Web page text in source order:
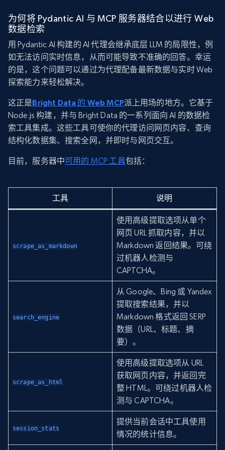
为何将 Pydantic AI 与 MCP 服务器结合以进行 Web
数据检索
用 Pydantic AI 构建的 AI 代理会继承底层 LLM 的局限性，例
如无法访问实时信息，从而可能导致不准确的回答。幸运
的是，这个问题可以通过为代理配备最新数据与实时 Web
探索能力来轻松解决。
这正是Bright Data 的 Web MCP派上用场的地方。它基于
Node.js 构建，并与 Bright Data 的一系列面向 AI 的数据检
索工具集成。这些工具可使你的代理访问网页内容、查询
结构化数据集、搜索全网，并即时与网页交互。
目前，服务器中可用的 MCP 工具包括：
工具 说明
scrape_as_markdown
使用高级提取选项从单个
网页 URL 抓取内容，并以
Markdown 返回结果。可绕
过机器人检测与
CAPTCHA。
search_engine
从 Google、Bing 或 Yandex
提取搜索结果，并以
Markdown 格式返回 SERP
数据（URL、标题、摘
要）。
scrape_as_html
使用高级提取选项从 URL
获取网页内容，并返回完
整 HTML。可绕过机器人检
测与 CAPTCHA。
session_stats
提供当前会话中工具使用
情况的统计信息。